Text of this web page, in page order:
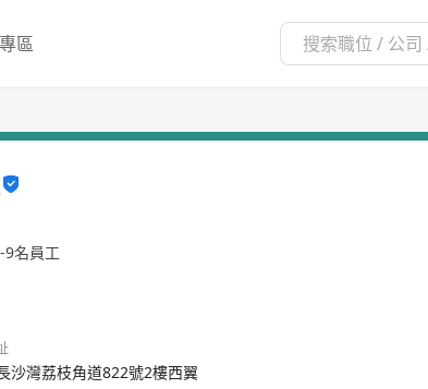
專區
9名員工
沙灣荔枝角道822號2樓西翼